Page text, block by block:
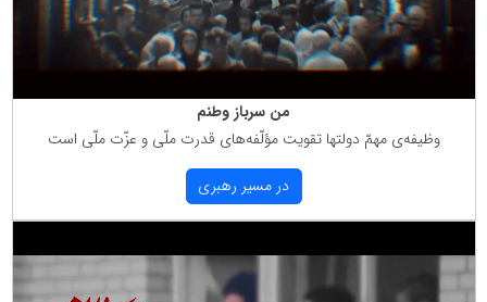
من سرباز وطنم
وظیفه‌ی مهمّ دولتها تقویت مؤلّفه‌های قدرت ملّی و عزّت ملّی است
در مسیر رهبری